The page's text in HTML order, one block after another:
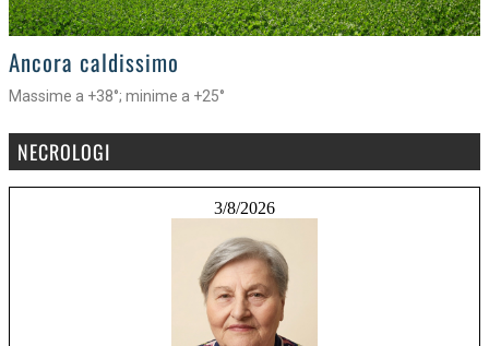
>
Ancora caldissimo
Massime a +38°; minime a +25°
NECROLOGI
3/8/2026